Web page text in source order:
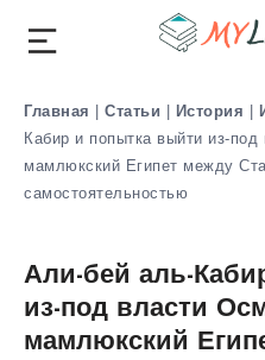
Главная | Статьи | История |
Кабир и попытка выйти из-
мамлюкский Египет между
самостоятельностью
Али-бей аль-
из-под власти
мамлюкский